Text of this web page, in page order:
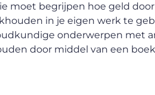
moet begrijpen hoe geld
in je eigen werk te
onderwerpen met
door middel van een